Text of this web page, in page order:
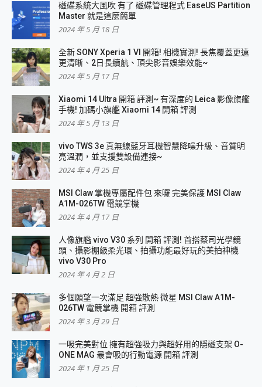
磁碟系統大風吹 有了 磁碟管理程式 EaseUS Partition
Master 就是這麼簡單
2024 年 5 月 18 日
全新 SONY Xperia 1 VI 開箱! 相機實測! 長焦覆蓋更遠
更清晰、2日長續航、頂尖影音娛樂效能~
2024 年 5 月 17 日
Xiaomi 14 Ultra 開箱 評測~ 有深度的 Leica 影像旗艦
手機! 加碼小旗艦 Xiaomi 14 開箱 評測
2024 年 5 月 13 日
vivo TWS 3e 真無線藍牙耳機智慧降噪升級、音質明
亮溫潤，並支援雙設備連接~
2024 年 4 月 25 日
MSI Claw 掌機專屬配件包 來囉 完美保護 MSI Claw
A1M-026TW 電競掌機
2024 年 4 月 17 日
人像旗艦 vivo V30 系列 開箱 評測! 首搭蔡司光學鏡
頭、攝影棚級柔光環、拍攝功能最好玩的美拍神機
vivo V30 Pro
2024 年 4 月 2 日
多個願望一次滿足 超強散熱 微星 MSI Claw A1M-
026TW 電競掌機 開箱 評測
2024 年 3 月 29 日
一吸完美對位 擁有超強吸力與超好用的隱磁支架 O-
ONE MAG 最會吸的行動電源 開箱 評測
2024 年 1 月 25 日